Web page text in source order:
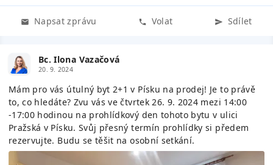
Napsat zprávu Volat Sdílet
Bc. Ilona Vazačová
20. 9. 2024
Mám pro vás útulný byt 2+1 v Písku na prodej! Je to právě
to, co hledáte? Zvu vás ve čtvrtek 26. 9. 2024 mezi 14:00
-17:00 hodinou na prohlídkový den tohoto bytu v ulici
Pražská v Písku. Svůj přesný termín prohlídky si předem
rezervujte. Budu se těšit na osobní setkání.